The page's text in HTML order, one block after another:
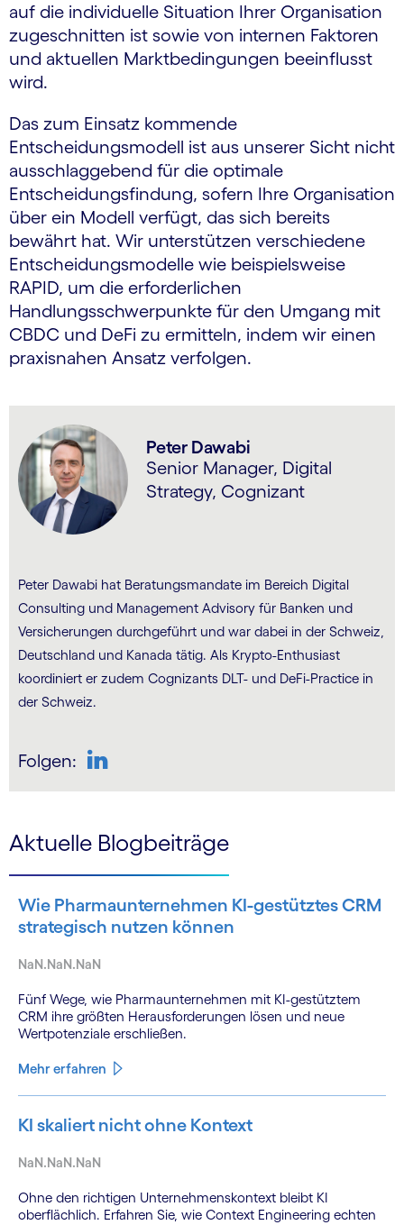
auf die individuelle Situation Ihrer Organisation
zugeschnitten ist sowie von internen Faktoren
und aktuellen Marktbedingungen beeinflusst
wird.
Das zum Einsatz kommende
Entscheidungsmodell ist aus unserer Sicht nicht
ausschlaggebend für die optimale
Entscheidungsfindung, sofern Ihre Organisation
über ein Modell verfügt, das sich bereits
bewährt hat. Wir unterstützen verschiedene
Entscheidungsmodelle wie beispielsweise
RAPID, um die erforderlichen
Handlungsschwerpunkte für den Umgang mit
CBDC und DeFi zu ermitteln, indem wir einen
praxisnahen Ansatz verfolgen.
Peter Dawabi
Senior Manager, Digital
Strategy, Cognizant
Peter Dawabi hat Beratungsmandate im Bereich Digital
Consulting und Management Advisory für Banken und
Versicherungen durchgeführt und war dabei in der Schweiz,
Deutschland und Kanada tätig. Als Krypto-Enthusiast
koordiniert er zudem Cognizants DLT- und DeFi-Practice in
der Schweiz.
Folgen:
Aktuelle Blogbeiträge
Wie Pharmaunternehmen KI-gestütztes CRM
strategisch nutzen können
NaN.NaN.NaN
Fünf Wege, wie Pharmaunternehmen mit KI-gestütztem
CRM ihre größten Herausforderungen lösen und neue
Wertpotenziale erschließen.
Mehr erfahren
KI skaliert nicht ohne Kontext
NaN.NaN.NaN
Ohne den richtigen Unternehmenskontext bleibt KI
oberflächlich. Erfahren Sie, wie Context Engineering echten